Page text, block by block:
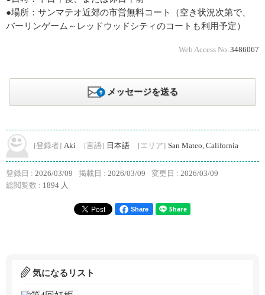
●場所：サンマテオ近郊の市営無料コート（空き状況次第で、
バーリンゲーム～レッドウッドシティのコートも利用予定）
Web Access No. 3486067
メッセージを送る
[登録者] Aki [言語] 日本語 [エリア] San Mateo, California
登録日 : 2026/03/09 掲載日 : 2026/03/09 変更日 : 2026/03/09
総閲覧数 : 1894 人
Share
気になるリスト